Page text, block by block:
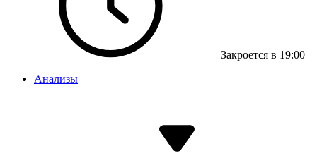
Закроется в 19:00
Анализы